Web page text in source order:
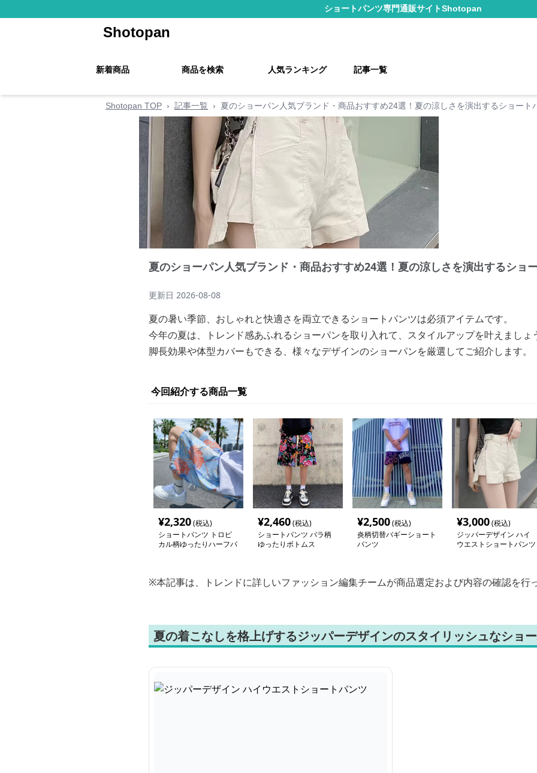
ショートパンツ専門通販サイトShotopan
Shotopan
新着商品 商品を検索 人気ランキング 記事一覧
Shotopan TOP › 記事一覧 › 夏のショーパン人気ブランド・商品おすすめ24選！夏の涼しさを演出するショート
夏のショーパン人気ブランド・商品おすすめ24選！夏の涼しさを演出するショ
更新日 2026-08-08
夏の暑い季節、おしゃれと快適さを両立できるショートパンツは必須アイテムです。
今年の夏は、トレンド感あふれるショーパンを取り入れて、スタイルアップを叶えましょ
脚長効果や体型カバーもできる、様々なデザインのショーパンを厳選してご紹介します。
今回紹介する商品一覧
¥2,320(税込)
ショートパンツ トロピ
カル柄ゆったりハーフパ
¥2,460(税込)
ショートパンツ バラ柄
ゆったりボトムス
¥2,500(税込)
炎柄切替バギーショート
パンツ
¥3,000(税込)
ジッパーデザイン ハイ
ウエストショートパンツ
※本記事は、トレンドに詳しいファッション編集チームが商品選定および内容の確認を行
夏の着こなしを格上げするジッパーデザインのスタイリッシュなショ